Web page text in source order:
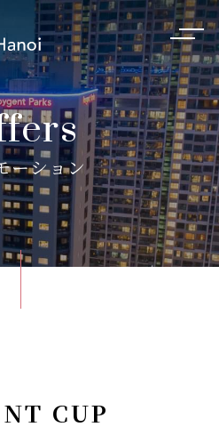
ーション
CUP